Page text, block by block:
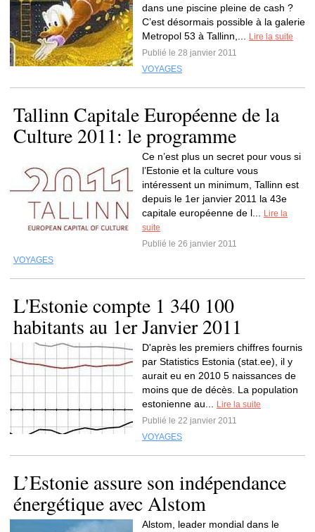
dans une piscine pleine de cash ?
C’est désormais possible à la galerie
Metropol 53 à Tallinn,...
Lire la suite
Publié le 28 janvier 2011
VOYAGES
Tallinn Capitale Européenne de la
Culture 2011: le programme
Ce n’est plus un secret pour vous si
l’Estonie et la culture vous
intéressent un minimum, Tallinn est
depuis le 1er janvier 2011 la 43e
capitale européenne de l...
Lire la
suite
Publié le 26 janvier 2011
VOYAGES
L'Estonie compte 1 340 100
habitants au 1er Janvier 2011
D'après les premiers chiffres fournis
par Statistics Estonia (stat.ee), il y
aurait eu en 2010 5 naissances de
moins que de décès. La population
estonienne au...
Lire la suite
Publié le 22 janvier 2011
VOYAGES
L’Estonie assure son indépendance
énergétique avec Alstom
Alstom, leader mondial dans le